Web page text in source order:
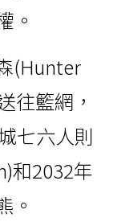
。
(Hunter
往籃網，
七六人則
和2032年
。